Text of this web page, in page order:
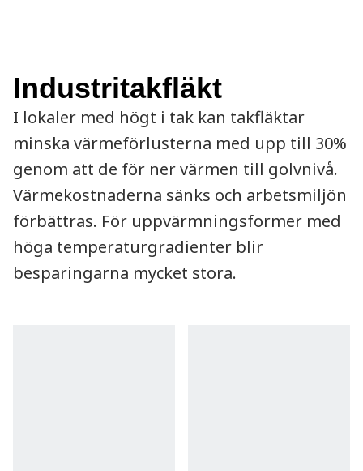
Industritakfläkt
I lokaler med högt i tak kan takfläktar
minska värmeförlusterna med upp till 30%
genom att de för ner värmen till golvnivå.
Värmekostnaderna sänks och arbetsmiljön
förbättras. För uppvärmningsformer med
höga temperaturgradienter blir
besparingarna mycket stora.